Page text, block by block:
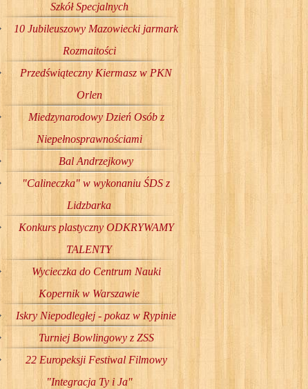
Szkół Specjalnych
10 Jubileuszowy Mazowiecki jarmark
Rozmaitości
Przedświąteczny Kiermasz w PKN
Orlen
Miedzynarodowy Dzień Osób z
Niepełnosprawnościami
Bal Andrzejkowy
"Calineczka" w wykonaniu ŚDS z
Lidzbarka
Konkurs plastyczny ODKRYWAMY
TALENTY
Wycieczka do Centrum Nauki
Kopernik w Warszawie
Iskry Niepodległej - pokaz w Rypinie
Turniej Bowlingowy z ZSS
22 Europeksji Festiwal Filmowy
"Integracja Ty i Ja"